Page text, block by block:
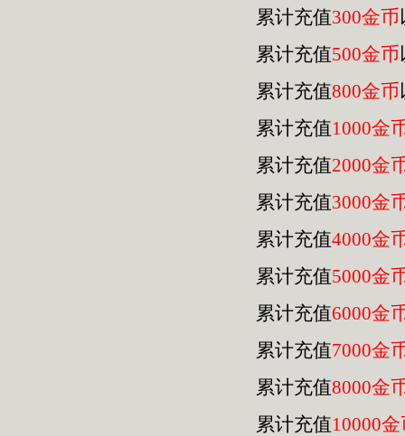
累计充值300金币
累计充值500金币
累计充值800金币
累计充值1000金
累计充值2000金
累计充值3000金
累计充值4000金
累计充值5000金
累计充值6000金
累计充值7000金
累计充值8000金
累计充值10000